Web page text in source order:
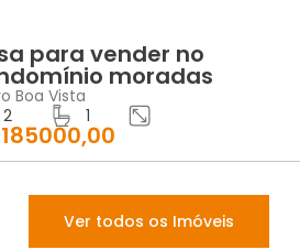
andar no
R$ 1100,00
Ver todos os Imóveis